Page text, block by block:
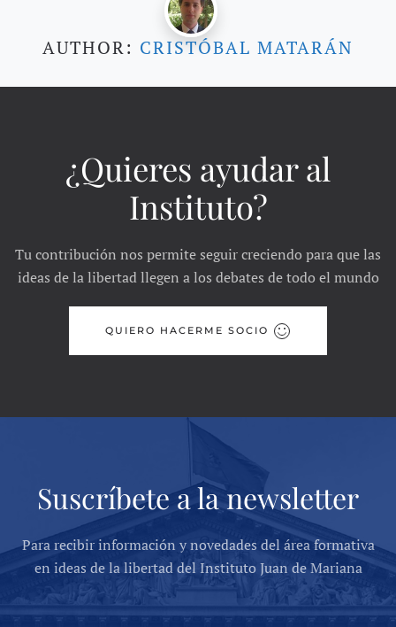
AUTHOR: CRISTÓBAL MATARÁN
¿Quieres ayudar al
Instituto?
Tu contribución nos permite seguir creciendo para que las
ideas de la libertad llegen a los debates de todo el mundo
QUIERO HACERME SOCIO
Suscríbete a la newsletter
Para recibir información y novedades del área formativa
en ideas de la libertad del Instituto Juan de Mariana